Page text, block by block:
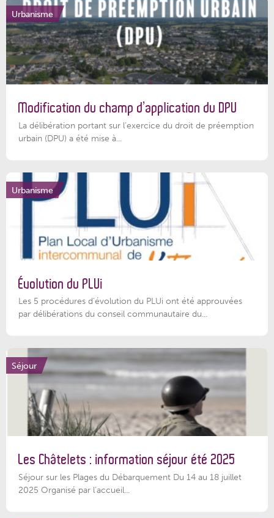
Urbanisme
Modification du champ d’application du DPU
La délibération portant sur l’exercice du droit de préemption
urbain (DPU) a été mise à...
Urbanisme
Évolution du PLUi
Les 5 procédures d’évolution du PLUi ont été approuvées
par délibérations du conseil communautaire du...
Séjour
Les Châtelets : information séjour été 2025
Séjour sur les Plages du Débarquement Du 14 au 18 juillet
2025 Organisé par l’accueil...